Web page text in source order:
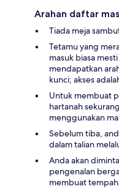
Arahan daftar
Tiada meja
Tetamu yang
masuk biasa
mendapatkan
kunci; akses
Untuk membuat
hartanah
menggunakan
Sebelum tiba,
dalam talian
Anda akan
pengenalan
membuat